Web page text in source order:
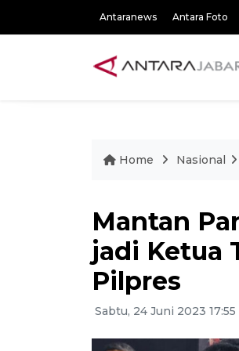
Antaranews Antara Foto
Home Nasional
Mantan
jadi Ketua
Pilpres
Sabtu, 24 Juni 2023